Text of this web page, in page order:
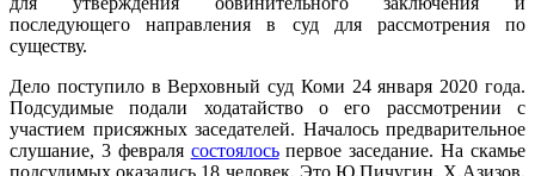
последующего направления в суд для рассмотрения по
существу.
Дело поступило в Верховный суд Коми 24 января 2020 года.
Подсудимые подали ходатайство о его рассмотрении с
участием присяжных заседателей. Началось предварительное
слушание, 3 февраля состоялосьпервое заседание. На скамье